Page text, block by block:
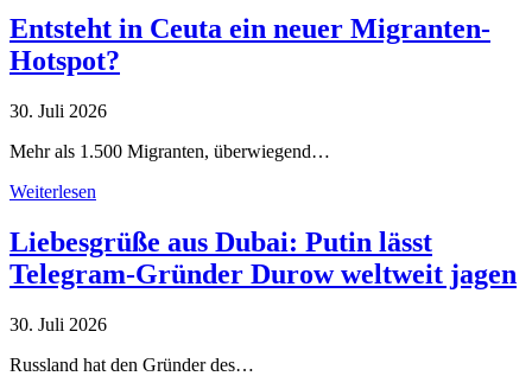
Entsteht in Ceuta ein neuer Migranten-
Hotspot?
30. Juli 2026
Mehr als 1.500 Migranten, überwiegend…
Weiterlesen
Liebesgrüße aus Dubai: Putin lässt
Telegram-Gründer Durow weltweit jagen
30. Juli 2026
Russland hat den Gründer des…